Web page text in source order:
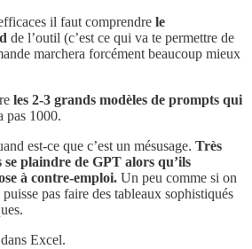
il faut comprendre le
de l’outil (c’est ce qui va te permettre de
marchera forcément beaucoup mieux
les 2-3 grands modèles de prompts qui
pas 1000.
est-ce que c’est un mésusage. Très
se plaindre de GPT alors qu’ils
à contre-emploi. Un peu comme si on
pas faire des tableaux sophistiqués
Excel.